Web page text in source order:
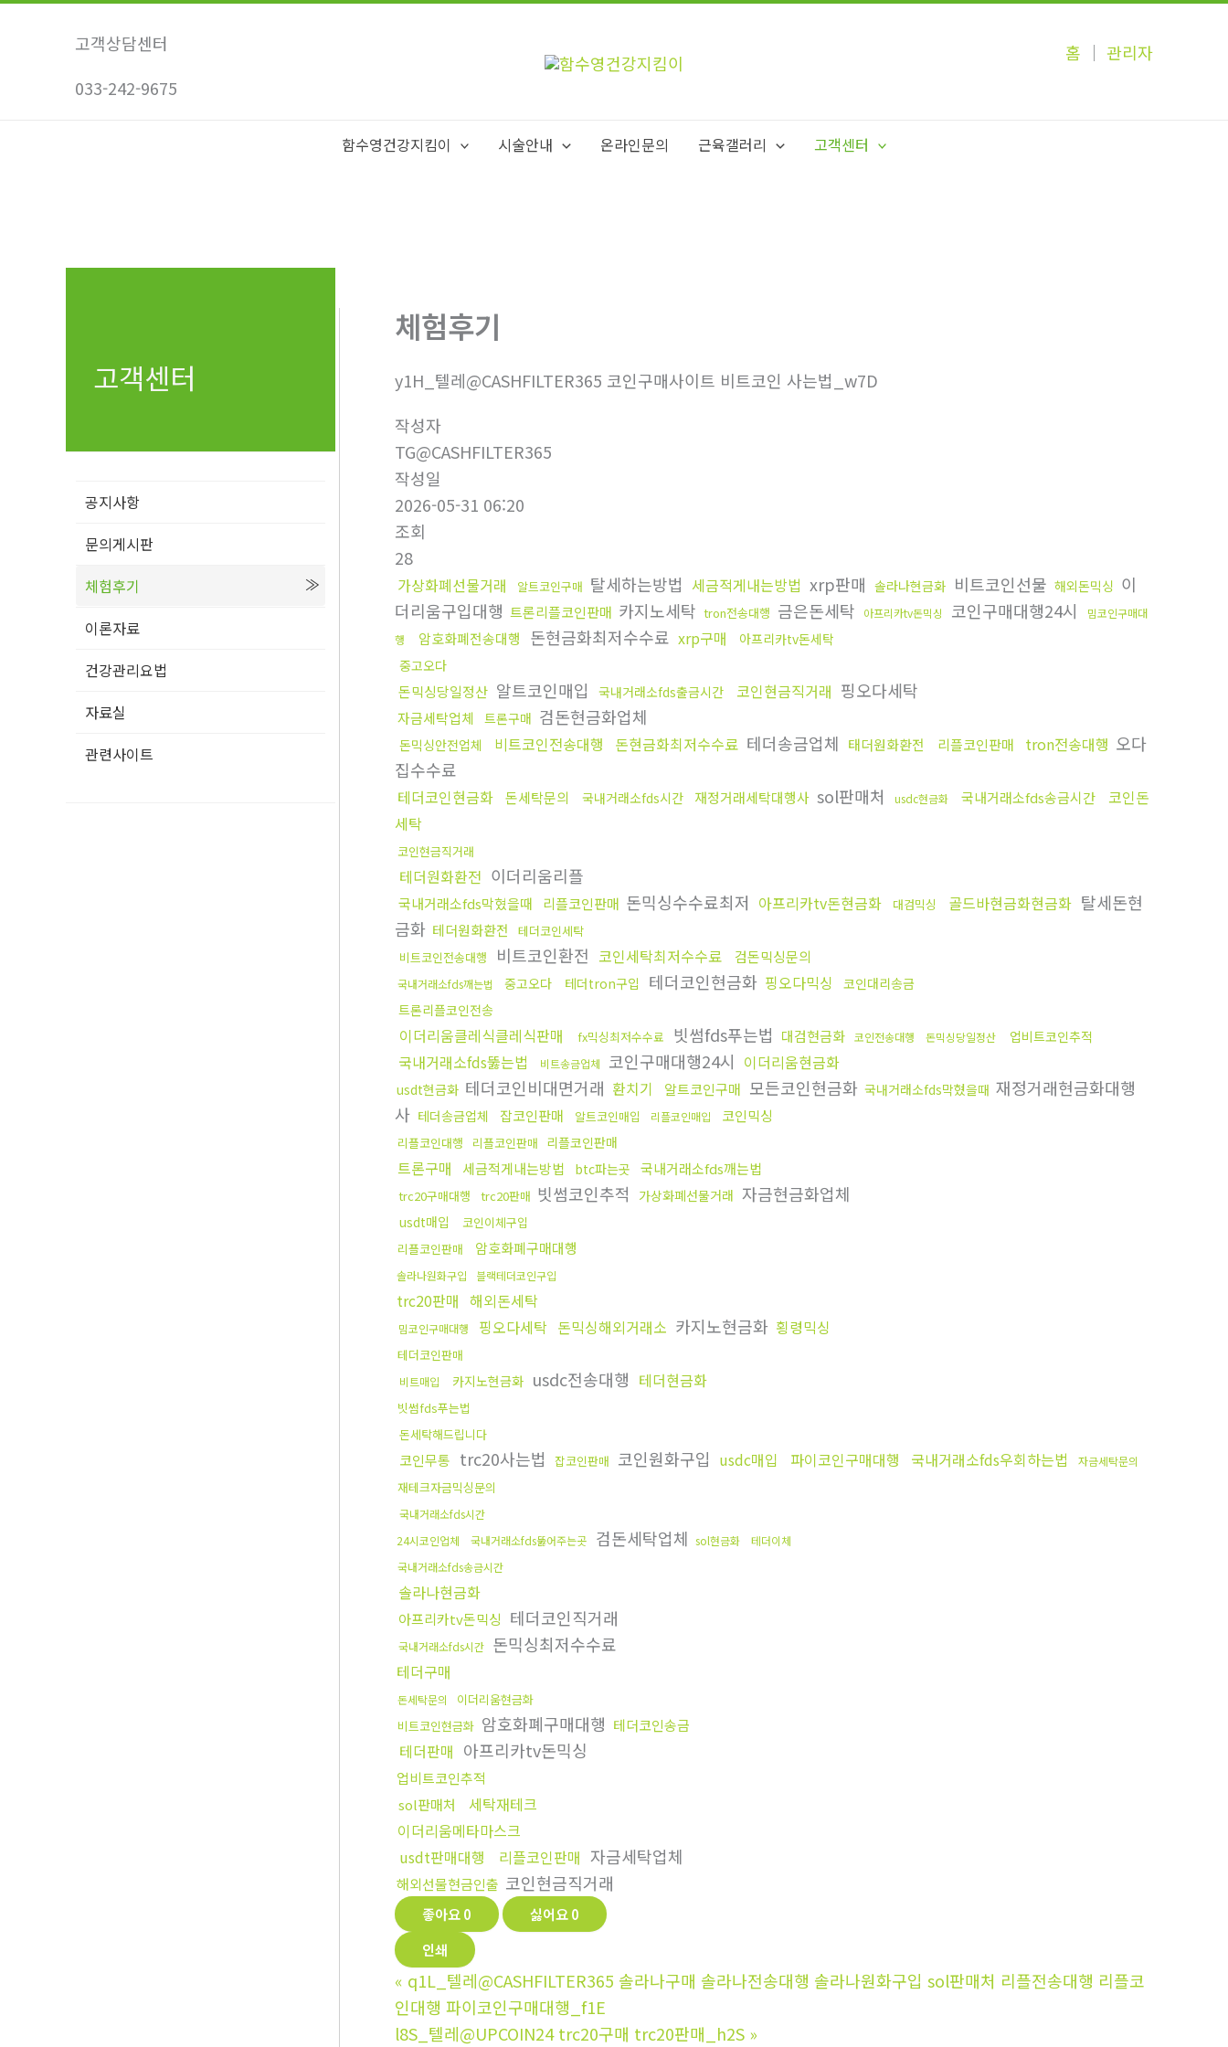
콘
고객상담센터
033-242-9675
홈 │ 관리자
함수영건강지킴이 시술안내 온라인문의 근육갤러리 고객센터
고객센터
공지사항
문의게시판
체험후기
이론자료
건강관리요법
자료실
관련사이트
체험후기
y1H_텔레@CASHFILTER365 코인구매사이트 비트코인 사는법_w7D
작성자
TG@CASHFILTER365
작성일
2026-05-31 06:20
조회
28
가상화폐선물거래 알트코인구매 탈세하는방법 세금적게내는방법 xrp판매 솔라나현금화 비트코인선물 해외돈믹싱 이
더리움구입대행 트론리플코인판매 카지노세탁 tron전송대행 금은돈세탁 아프리카tv돈믹싱 코인구매대행24시
밈코인구매대
행
암호화폐전송대행 돈현금화최저수수료 xrp구매
아프리카tv돈세탁
중고오다
돈믹싱당일정산 알트코인매입 국내거래소fds출금시간 코인현금직거래 핑오다세탁
자금세탁업체 트론구매 검돈현금화업체
돈믹싱안전업체 비트코인전송대행 돈현금화최저수수료 테더송금업체 태더원화환전 리플코인판매 tron전송대행 오다
집수수료
테더코인현금화 돈세탁문의 국내거래소fds시간 재정거래세탁대행사 sol판매처 usdc현금화 국내거래소fds송금시간
코인돈
세탁
코인현금직거래
테더원화환전 이더리움리플
국내거래소fds막혔을때 리플코인판매 돈믹싱수수료최저 아프리카tv돈현금화 대검믹싱 골드바현금화현금화 탈세돈현
금화 테더원화환전
테더코인세탁
비트코인전송대행
비트코인환전 코인세탁최저수수료 검돈믹싱문의
국내거래소fds깨는법 중고오다 테더tron구입 테더코인현금화 핑오다믹싱
코인대리송금
트론리플코인전송
이더리움클레식클레식판매 fx믹싱최저수수료 빗썸fds푸는법 대검현금화 코인전송대행 돈믹싱당일정산 업비트코인추적
국내거래소fds뚫는법 비트송금업체 코인구매대행24시 이더리움현금화
usdt현금화 테더코인비대면거래 환치기 알트코인구매 모든코인현금화 국내거래소fds막혔을때 재정거래현금화대행
사 테더송금업체 잡코인판매 알트코인매입 리플코인매입 코인믹싱
리플코인대행 리플코인판매 리플코인판매
트론구매 세금적게내는방법 btc파는곳 국내거래소fds깨는법
trc20구매대행 trc20판매 빗썸코인추적 가상화폐선물거래 자금현금화업체
usdt매입
코인이체구입
리플코인판매
암호화폐구매대행
솔라나원화구입 블랙테더코인구입
trc20판매 해외돈세탁
밈코인구매대행 핑오다세탁 돈믹싱해외거래소 카지노현금화 횡령믹싱
테더코인판매
비트매입 카지노현금화 usdc전송대행 테더현금화
빗썸fds푸는법
돈세탁해드립니다
코인무통 trc20사는법 잡코인판매 코인원화구입 usdc매입 파이코인구매대행 국내거래소fds우회하는법 자금세탁문의
재테크자금믹싱문의
국내거래소fds시간
24시코인업체
국내거래소fds뚫어주는곳 검돈세탁업체 sol현금화
테더이체
국내거래소fds송금시간
솔라나현금화
아프리카tv돈믹싱 테더코인직거래
국내거래소fds시간 돈믹싱최저수수료
테더구매
돈세탁문의
이더리움현금화
비트코인현금화 암호화폐구매대행 테더코인송금
테더판매 아프리카tv돈믹싱
업비트코인추적
sol판매처
세탁재테크
이더리움메타마스크
usdt판매대행
리플코인판매 자금세탁업체
해외선물현금인출 코인현금직거래
좋아요0 싫어요0
인쇄
« q1L_텔레@CASHFILTER365 솔라나구매 솔라나전송대행 솔라나원화구입 sol판매처 리플전송대행 리플코
인대행 파이코인구매대행_f1E
l8S_텔레@UPCOIN24 trc20구매 trc20판매_h2S »